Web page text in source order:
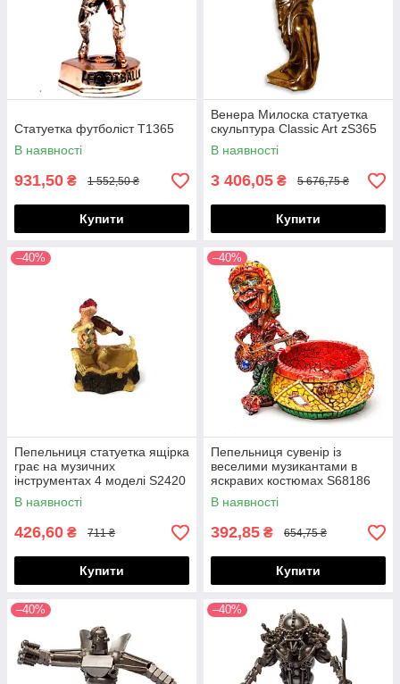
Статуетка футболіст T1365
В наявності
931,50 ₴ 1 552,50 ₴
Купити
Венера Милоска статуетка
скульптура Classic Art zS365
В наявності
3 406,05 ₴ 5 676,75 ₴
Купити
–40%
Пепельниця статуетка ящірка
грає на музичних
інструментах 4 моделі S2420
В наявності
426,60 ₴ 711 ₴
Купити
–40%
Пепельниця сувенір із
веселими музикантами в
яскравих костюмах S68186
В наявності
392,85 ₴ 654,75 ₴
Купити
–40% –40%